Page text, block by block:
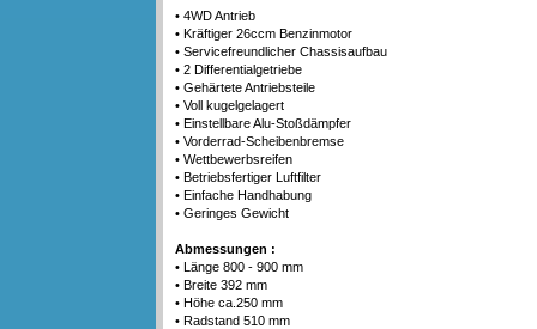
• 4WD Antrieb
• Kräftiger 26ccm Benzinmotor
• Servicefreundlicher Chassisaufbau
• 2 Differentialgetriebe
• Gehärtete Antriebsteile
• Voll kugelgelagert
• Einstellbare Alu-Stoßdämpfer
• Vorderrad-Scheibenbremse
• Wettbewerbsreifen
• Betriebsfertiger Luftfilter
• Einfache Handhabung
• Geringes Gewicht
Abmessungen :
• Länge 800 - 900 mm
• Breite 392 mm
• Höhe ca.250 mm
• Radstand 510 mm